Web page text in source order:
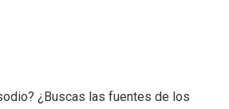
¿Buscas las fuentes de los